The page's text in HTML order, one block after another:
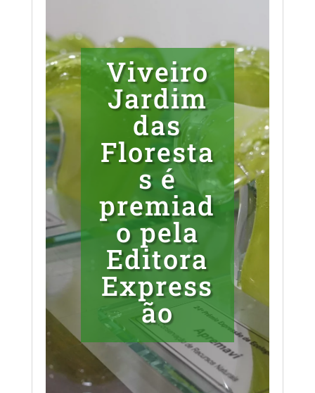
Viveiro
Jardim
das
Floresta
s é
premiad
o pela
Editora
Express
ão